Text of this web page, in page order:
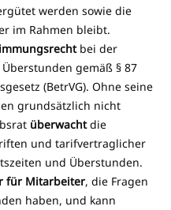
werden sowie die
im Rahmen bleibt.
bei der
gemäß § 87
(BetrVG). Ohne seine
grundsätzlich nicht
überwachtdie
und tarifvertraglicher
und Überstunden.
für Mitarbeiter, die Fragen
haben, und kann